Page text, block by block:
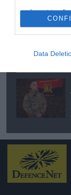
I want to
related to
related to
I want to
related to
functionality
user
Data